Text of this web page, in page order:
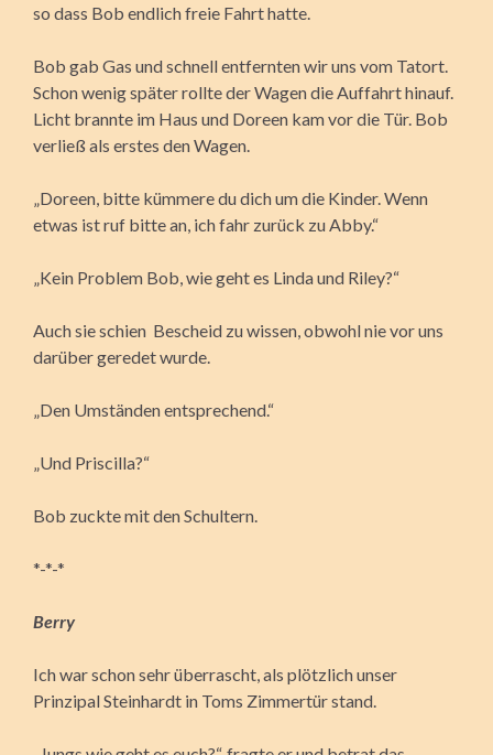
so dass Bob endlich freie Fahrt hatte.
Bob gab Gas und schnell entfernten wir uns vom Tatort.
Schon wenig später rollte der Wagen die Auffahrt hinauf.
Licht brannte im Haus und Doreen kam vor die Tür. Bob
verließ als erstes den Wagen.
„Doreen, bitte kümmere du dich um die Kinder. Wenn
etwas ist ruf bitte an, ich fahr zurück zu Abby.“
„Kein Problem Bob, wie geht es Linda und Riley?“
Auch sie schien Bescheid zu wissen, obwohl nie vor uns
darüber geredet wurde.
„Den Umständen entsprechend.“
„Und Priscilla?“
Bob zuckte mit den Schultern.
*-*-*
Berry
Ich war schon sehr überrascht, als plötzlich unser
Prinzipal Steinhardt in Toms Zimmertür stand.